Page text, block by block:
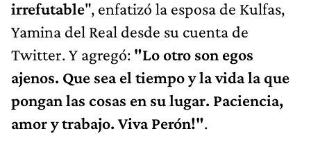
irrefutable", enfatizó la esposa de Kulfas,
Yamina del Real desde su cuenta de
Twitter. Y agregó: "Lo otro son egos
ajenos. Que sea el tiempo y la vida la que
pongan las cosas en su lugar. Paciencia,
amor y trabajo. Viva Perón!".